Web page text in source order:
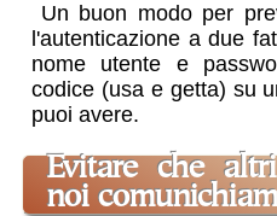
Un buon modo per
l'autenticazione a due
nome utente e
codice (usa e getta) su
puoi avere.
evitare che altri vedano quanto
noi